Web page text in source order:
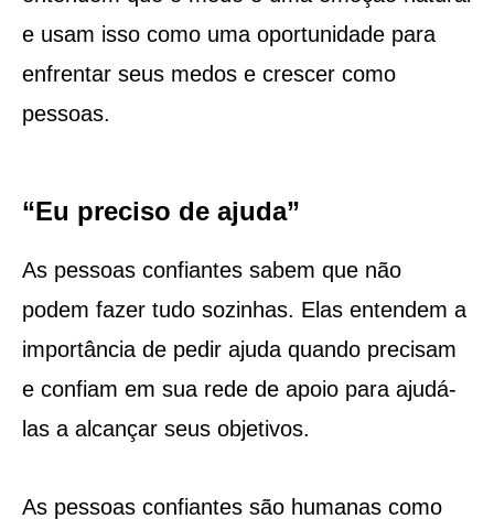
e usam isso como uma oportunidade para
enfrentar seus medos e crescer como
pessoas.
“Eu preciso de ajuda”
As pessoas confiantes sabem que não
podem fazer tudo sozinhas. Elas entendem a
importância de pedir ajuda quando precisam
e confiam em sua rede de apoio para ajudá-
las a alcançar seus objetivos.
As pessoas confiantes são humanas como